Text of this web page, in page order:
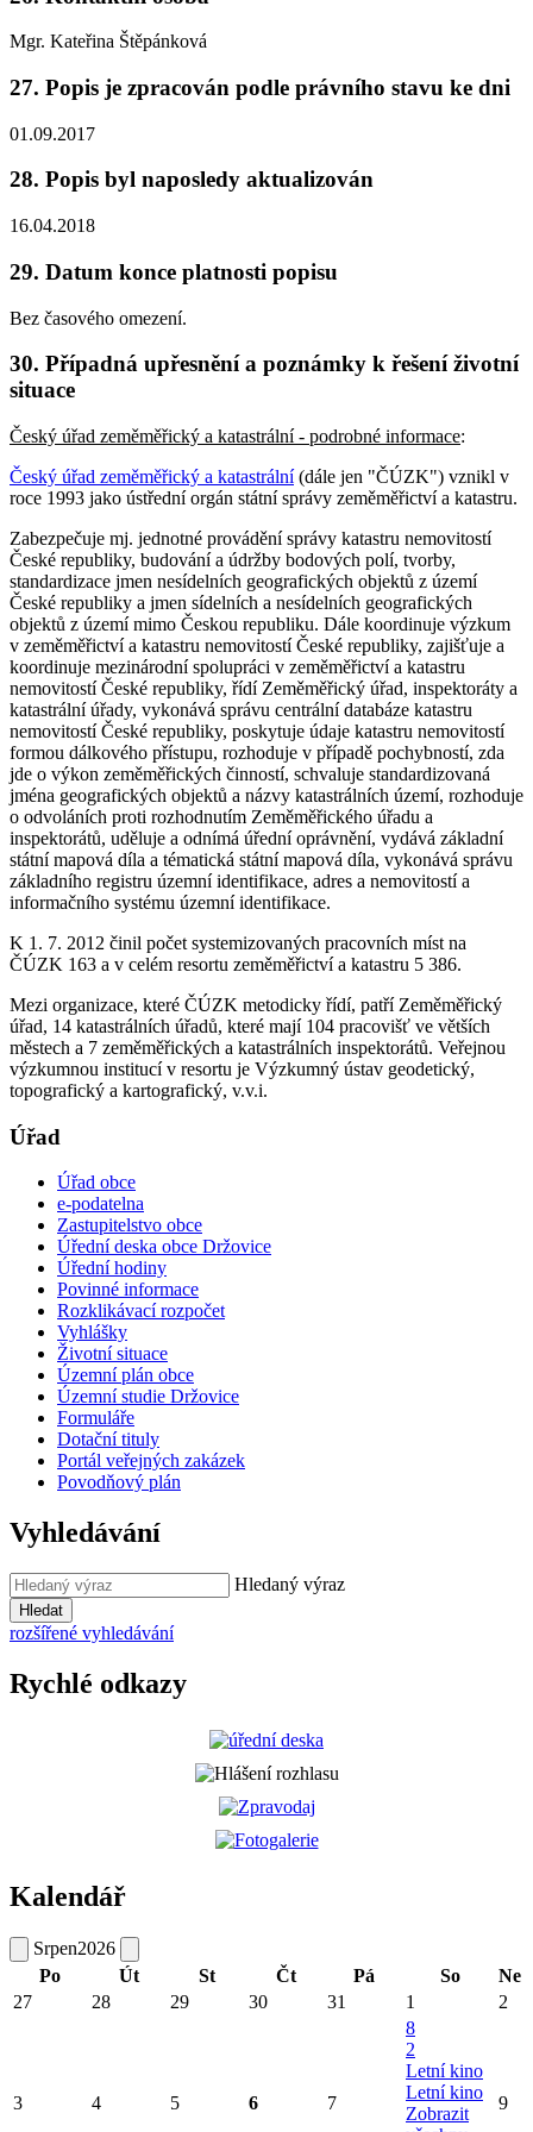
Mgr. Kateřina Štěpánková
27. Popis je zpracován podle právního stavu ke dni
01.09.2017
28. Popis byl naposledy aktualizován
16.04.2018
29. Datum konce platnosti popisu
Bez časového omezení.
30. Případná upřesnění a poznámky k řešení životní
situace
Český úřad zeměměřický a katastrální - podrobné informace:
Český úřad zeměměřický a katastrální(dále jen "ČÚZK") vznikl v
roce 1993 jako ústřední orgán státní správy zeměměřictví a katastru.
Zabezpečuje mj. jednotné provádění správy katastru nemovitostí
České republiky, budování a údržby bodových polí, tvorby,
standardizace jmen nesídelních geografických objektů z území
České republiky a jmen sídelních a nesídelních geografických
objektů z území mimo Českou republiku. Dále koordinuje výzkum
v zeměměřictví a katastru nemovitostí České republiky, zajišťuje a
koordinuje mezinárodní spolupráci v zeměměřictví a katastru
nemovitostí České republiky, řídí Zeměměřický úřad, inspektoráty a
katastrální úřady, vykonává správu centrální databáze katastru
nemovitostí České republiky, poskytuje údaje katastru nemovitostí
formou dálkového přístupu, rozhoduje v případě pochybností, zda
jde o výkon zeměměřických činností, schvaluje standardizovaná
jména geografických objektů a názvy katastrálních území, rozhoduje
o odvoláních proti rozhodnutím Zeměměřického úřadu a
inspektorátů, uděluje a odnímá úřední oprávnění, vydává základní
státní mapová díla a tématická státní mapová díla, vykonává správu
základního registru územní identifikace, adres a nemovitostí a
informačního systému územní identifikace.
K 1. 7. 2012 činil počet systemizovaných pracovních míst na
ČÚZK 163 a v celém resortu zeměměřictví a katastru 5 386.
Mezi organizace, které ČÚZK metodicky řídí, patří Zeměměřický
úřad, 14 katastrálních úřadů, které mají 104 pracovišť ve větších
městech a 7 zeměměřických a katastrálních inspektorátů. Veřejnou
výzkumnou institucí v resortu je Výzkumný ústav geodetický,
topografický a kartografický, v.v.i.
Úřad
Úřad obce
e-podatelna
Zastupitelstvo obce
Úřední deska obce Držovice
Úřední hodiny
Povinné informace
Rozklikávací rozpočet
Vyhlášky
Životní situace
Územní plán obce
Územní studie Držovice
Formuláře
Dotační tituly
Portál veřejných zakázek
Povodňový plán
Vyhledávání
Hledaný výraz
Hledat
rozšířené vyhledávání
Rychlé odkazy
Kalendář
Srpen2026
Po
Út St Čt Pá So
Ne
27
28 29 30 31 1 2
3 4 5 6 7
8
2
Letní kino
Letní kino
Zobrazit
9